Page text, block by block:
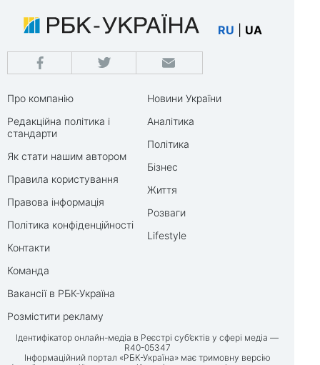
RU UA
Про компанію
Редакційна політика і
стандарти
Як стати нашим автором
Правила користування
Правова інформація
Політика конфіденційності
Контакти
Команда
Вакансії в РБК-Україна
Розмістити рекламу
Новини України
Аналітика
Політика
Бізнес
Життя
Розваги
Lifestyle
Ідентифікатор онлайн-медіа в Реєстрі суб’єктів у сфері медіа —
R40-05347
Інформаційний портал «РБК-Україна» має тримовну версію